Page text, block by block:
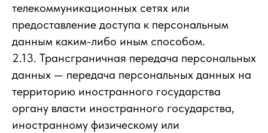
телекоммуникационных сетях или
предоставление доступа к персональным
данным каким-либо иным способом.
2.13. Трансграничная передача персональных
данных — передача персональных данных на
территорию иностранного государства
органу власти иностранного государства,
иностранному физическому или